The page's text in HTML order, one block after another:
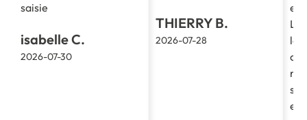
saisie
isabelle C.
2026-07-30
THIERRY B.
2026-07-28
et
La
le
et